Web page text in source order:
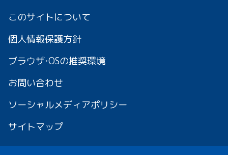
このサイトについて
個人情報保護方針
ブラウザ・OSの推奨環境
お問い合わせ
ソーシャルメディアポリシー
サイトマップ